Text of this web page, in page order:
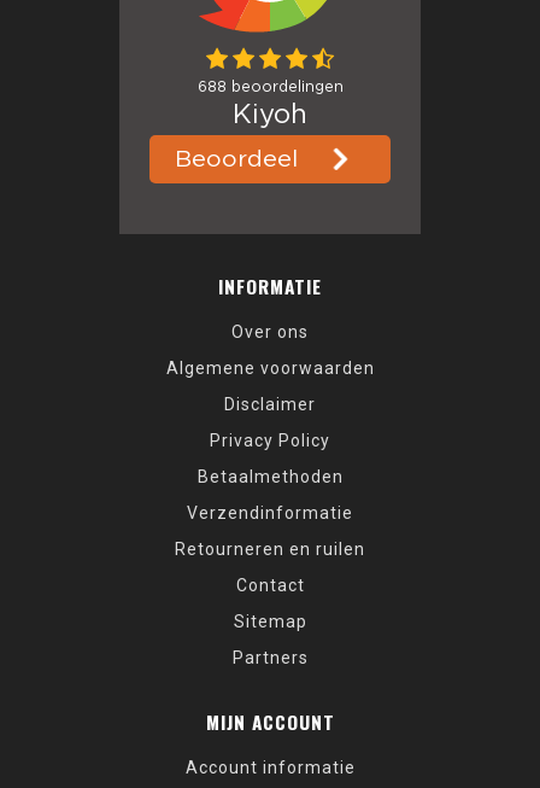
INFORMATIE
Over ons
Algemene voorwaarden
Disclaimer
Privacy Policy
Betaalmethoden
Verzendinformatie
Retourneren en ruilen
Contact
Sitemap
Partners
MIJN ACCOUNT
Account informatie